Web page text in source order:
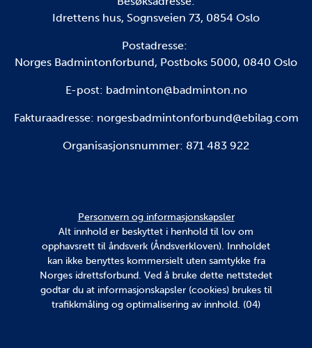
Idrettens hus, Sognsveien 73, 0854 Oslo
Postadresse:
Norges Badmintonforbund, Postboks 5000, 0840 Oslo
E-post: badminton@badminton.no
Fakturaadresse: norgesbadmintonforbund@ebilag.com
Organisasjonsnummer: 871 483 922
Personvern og informasjonskapsler
Alt innhold er beskyttet i henhold til lov om
opphavsrett til åndsverk (Åndsverkloven). Innholdet
kan ikke benyttes kommersielt uten samtykke fra
Norges idrettsforbund. Ved å bruke dette nettstedet
godtar du at informasjonskapsler (cookies) brukes til
trafikkmåling og optimalisering av innhold. (04)